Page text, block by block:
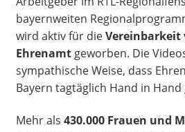
bayernweiten
wird aktiv für dieVereinbarkeit
Ehrenamtgeworben. Die
sympathische Weise, dass
Bayern tagtäglich Hand in Hand
Mehr als 430.000 Frauen und